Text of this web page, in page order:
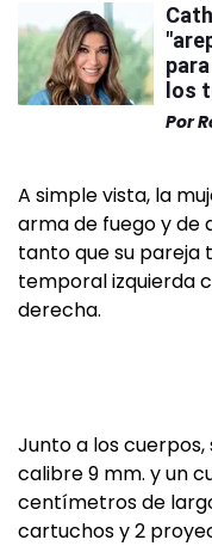
los
Por
A simple vista, la
arma de fuego y de
tanto que su pareja
temporal izquierda
derecha.
Junto a los
calibre 9 mm. y un
centímetros de
cartuchos y 2